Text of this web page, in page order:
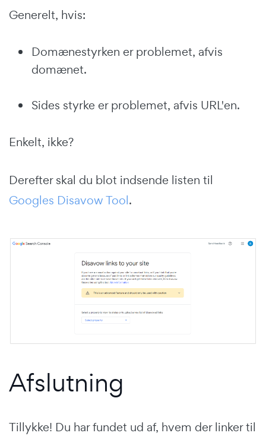
Generelt, hvis:
Domænestyrken er problemet, afvis
domænet.
Sides styrke er problemet, afvis URL'en.
Enkelt, ikke?
Derefter skal du blot indsende listen til
Googles Disavow Tool.
Afslutning
Tillykke! Du har fundet ud af, hvem der linker til